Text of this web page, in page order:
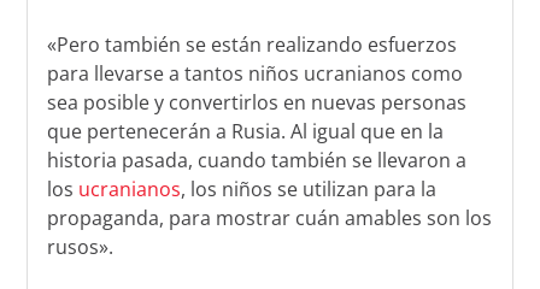
«Pero también se están realizando esfuerzos
para llevarse a tantos niños ucranianos como
sea posible y convertirlos en nuevas personas
que pertenecerán a Rusia. Al igual que en la
historia pasada, cuando también se llevaron a
los ucranianos, los niños se utilizan para la
propaganda, para mostrar cuán amables son los
rusos».